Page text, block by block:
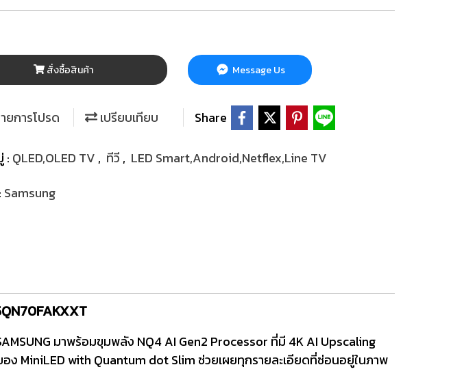
สั่งซื้อสินค้า Message Us
ยการโปรด เปรียบเทียบ Share
: QLED,OLED TV , ทีวี , LED Smart,Android,Netflex,Line TV
Samsung
มาพร้อมขุมพลัง NQ4 AI Gen2 Processor ที่มี 4K AI Upscaling
MiniLED with Quantum dot Slim ช่วยเผยทุกรายละเอียดที่ซ่อนอยู่ในภาพ